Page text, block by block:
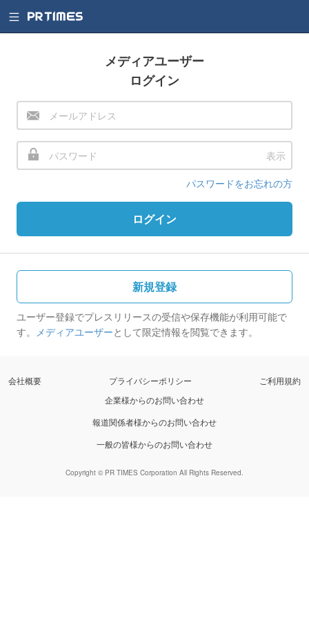
メディアユーザー
ログイン
表示
パスワードをお忘れの方
ログイン
新規登録
ユーザー登録でプレスリリースの受信や保存機能が利用可能で
す。 メディアユーザーとして限定情報を閲覧できます。
会社概要 プライバシーポリシー
ご利用規約
企業様からのお問い合わせ
報道関係者様からのお問い合わせ
一般の皆様からのお問い合わせ
Copyright © PR TIMES Corporation All Rights Reserved.